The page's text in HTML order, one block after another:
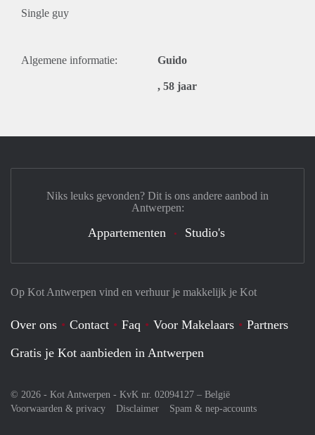
Single guy
Algemene informatie: Guido
, 58 jaar
Op Kot Antwerpen vind en verhuur je makkelijk je Kot
Over ons Contact Faq Voor Makelaars
Partners
Gratis je Kot aanbieden in Antwerpen
© 2026 - Kot Antwerpen - KvK nr. 02094127 – België
Voorwaarden & privacy
Disclaimer Spam & nep-accounts
Niks leuks gevonden? Dit is ons andere aanbod in
Antwerpen:
Appartementen Studio's